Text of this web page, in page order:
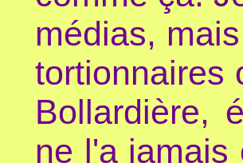
médias,
tortionnaires
Bollardière,
ne l'a jamais